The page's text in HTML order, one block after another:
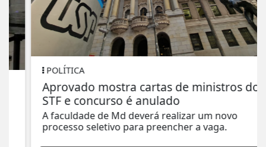
POLÍTICA
Aprovado mostra cartas de ministros do
STF e concurso é anulado
A faculdade de Md deverá realizar um novo
processo seletivo para preencher a vaga.